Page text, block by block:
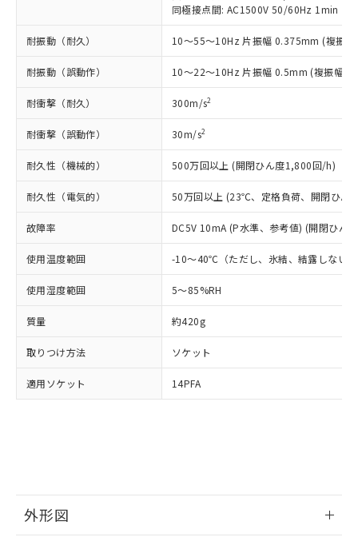
同極接点間: AC1500V 50/60Hz 1min
耐振動（耐久） 10～55～10Hz 片振幅 0.375mm (複振
耐振動（誤動作） 10～22～10Hz 片振幅 0.5mm (複振幅
耐衝撃（耐久） 300m/s2
耐衝撃（誤動作） 30m/s2
耐久性（機械的） 500万回以上 (開閉ひん度1,800回/h)
耐久性（電気的） 50万回以上 (23℃、定格負荷、開閉ひん
故障率 DC5V 10mA (P水準、参考値) (開閉ひん
使用温度範囲 -10～40℃（ただし、氷結、結露しない
使用湿度範囲 5～85%RH
質量 約420g
取りつけ方法 ソケット
適用ソケット 14PFA
外形図
記載している更新日時点での社内デー
覧された時点での実際の在庫および標
準価格とは異なる場合があることをご
正式な納期状況および標準価格はお客
様のお取引先、またはお客様担当のオ
ムロン制御機器販売店・当社販売員に
ご相談ください。
オムロン制御機器販売店や当社販売拠
販売ネットワーク
」をご確認
ください。
在庫状況および標準価格結果を当社の
事前の承諾なく第三者に漏洩または開
マイパーツ機能（部品リスト作成サー
ビス）をご利用いただくには、I-Web
お客様が当ウェブサイト上で当社にご
登録された部品リストについて、当社
および当社の共同利用者が、当社の製
品・サービスに関するお客様との取
引・商談に必要な範囲で利用すること
*EU RoHS指令（10物質）：
鉛(Pb) 1000ppm以下、 水銀(Hg) 1000ppm以下、 カド
ミウム(Cd) 100ppm以下、
六価クロム(Cr(Ⅵ)) 1000ppm以下、ポリ臭化ビフェニル
類(PBB) 1000ppm以下、ポリ臭化ジフェニルエーテル類
(PBDE) 1000ppm以下、フタル酸ビス(2-エチルヘキシ
ル) (DEHP)(別名：DOP) 1000ppm以下、フタル酸ブチ
ルベンジル（BBP） 1000ppm以下、フタル酸ジブチル
（DBP） 1000ppm以下、フタル酸ジイソブチル
(DIBP) 1000ppm以下
但し、RoHS指令で産業用監視および制御機器に対する
フタル酸エステル類の４物質については閾値を超える意
図的な使用がないことを確認しています。
部品在庫の切り替え状況などにより、予定
月が前後することがあります。
※3 非含有証明書ダウンロード
下記の非含有証明書をダウンロードするこ
ものではありません。
また、RoHS指令のフタル酸エステル類４
*中国RoHS10物質の基準値 (GB/T26572)：
Cr(Ⅵ)(六価クロム) : 1000ppm、 PBBs(ポリ臭化ビフェ
ニル類) : 1000ppm、 PBDEs(ポリ臭化ジフェニルエーテ
ル類) : 1000ppm、
DBP(フタル酸ジブチル) : 1000ppm、 DIBP(フタル酸ジ
イソブチル) : 1000ppm、 BBP(フタル酸ブチルベンジ
ル) : 1000ppm、
DEHP(フタル酸ビス(2-エチルヘキシル)) : 1000ppm
※2 環境保護使用期限
「ｅ」：有害物質（10物質）のすべてが基
準値以下であることを示します。
「10」：通常の使用状況下において有害物
質が外部に漏えいし、環境に深刻な影響を
及ぼさない年数を意味します。
「－」：未確認です。当社販売部門へお問
（以下｢規制貨物等」という）を輸出
または国外への提供する場合は、日本
国政府の輸出許可(または役務取引許
可)を取得するなどの必要な手続きを
とります。
当社は規制貨物を破棄する場合は、完
全に破砕するなど、違法に輸出されな
いよう必要な手段を講じます。
当社は貴社製品を、核兵器、ミサイ
ル、化学兵器、生物兵器またはその他
武器並びにこれらの製造装置等に一切
使用いたしません。
当社は、貴社製品を第三者に販売する
場合は、上記1、2および3の内容を当
該第三者に通知します。また当社は、
販売先および販売に係わる関係者が違
法に輸出するおそれがある場合は、取
り引きをいたしません。
合意する キャンセル
号
一定数以上の在庫あり
△ 一定数には満たないが在庫あり
－
在庫なし(最新の在庫状況につ
いては、お客様のお取引先、ま
たはお客様担当のオムロン制御
機器販売店・当社販売員にご確
認ください)
白
情報を公開していない機種